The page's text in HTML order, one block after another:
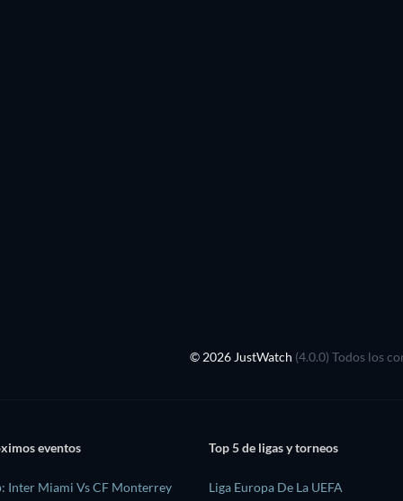
© 2026 JustWatch (4.0.0) Todos los
eventos
Inter Miami Vs CF Monterrey
Top 5 de ligas y torneos
Liga Europa De La UEFA